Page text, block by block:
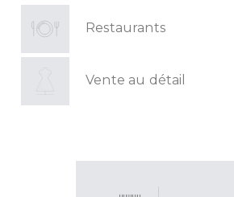
Restaurants
Vente au détail